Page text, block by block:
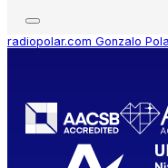
radiopolar.com Gonzalo